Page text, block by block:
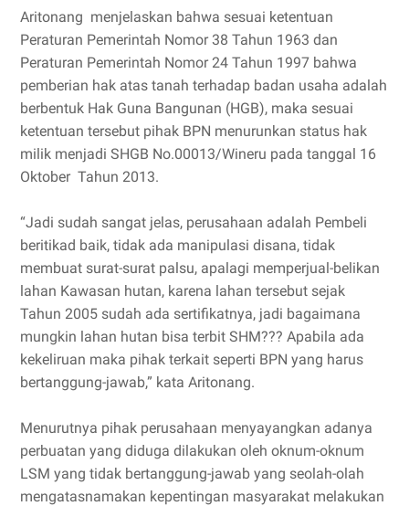
Aritonang menjelaskan bahwa sesuai ketentuan
Peraturan Pemerintah Nomor 38 Tahun 1963 dan
Peraturan Pemerintah Nomor 24 Tahun 1997 bahwa
pemberian hak atas tanah terhadap badan usaha adalah
berbentuk Hak Guna Bangunan (HGB), maka sesuai
ketentuan tersebut pihak BPN menurunkan status hak
milik menjadi SHGB No.00013/Wineru pada tanggal 16
Oktober Tahun 2013.
“Jadi sudah sangat jelas, perusahaan adalah Pembeli
beritikad baik, tidak ada manipulasi disana, tidak
membuat surat-surat palsu, apalagi memperjual-belikan
lahan Kawasan hutan, karena lahan tersebut sejak
Tahun 2005 sudah ada sertifikatnya, jadi bagaimana
mungkin lahan hutan bisa terbit SHM??? Apabila ada
kekeliruan maka pihak terkait seperti BPN yang harus
bertanggung-jawab,” kata Aritonang.
Menurutnya pihak perusahaan menyayangkan adanya
perbuatan yang diduga dilakukan oleh oknum-oknum
LSM yang tidak bertanggung-jawab yang seolah-olah
mengatasnamakan kepentingan masyarakat melakukan